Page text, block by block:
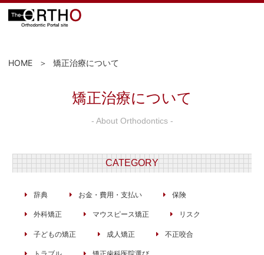
HOME 矯正治療について
矯正治療について
- About Orthodontics -
CATEGORY
辞典 お金・費用・支払い 保険
外科矯正 マウスピース矯正 リスク
子どもの矯正 成人矯正 不正咬合